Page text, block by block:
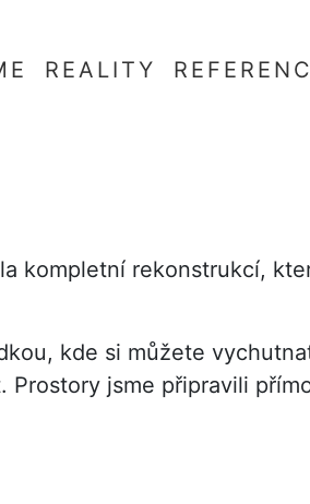
REALITY
kompletní rekonstrukcí,
kde si můžete
jsme připravili